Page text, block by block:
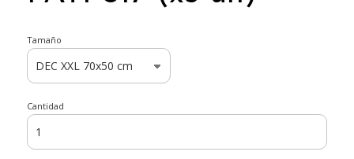
Tamaño
Cantidad